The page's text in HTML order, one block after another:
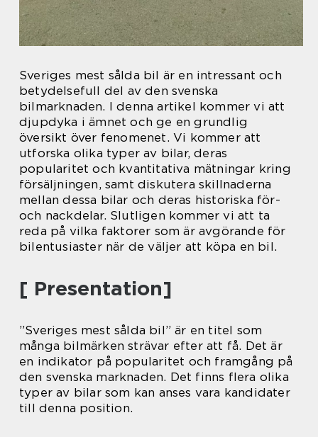
Sveriges mest sålda bil är en intressant och
betydelsefull del av den svenska
bilmarknaden. I denna artikel kommer vi att
djupdyka i ämnet och ge en grundlig
översikt över fenomenet. Vi kommer att
utforska olika typer av bilar, deras
popularitet och kvantitativa mätningar kring
försäljningen, samt diskutera skillnaderna
mellan dessa bilar och deras historiska för-
och nackdelar. Slutligen kommer vi att ta
reda på vilka faktorer som är avgörande för
bilentusiaster när de väljer att köpa en bil.
[ Presentation]
”Sveriges mest sålda bil” är en titel som
många bilmärken strävar efter att få. Det är
en indikator på popularitet och framgång på
den svenska marknaden. Det finns flera olika
typer av bilar som kan anses vara kandidater
till denna position.